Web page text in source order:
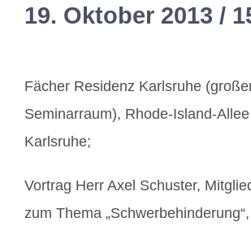
19. Oktober 2013 /
Fächer Residenz Karlsruhe
Seminarraum), Rhode-Island-
Karlsruhe;
Vortrag Herr Axel Schuster,
zum Thema